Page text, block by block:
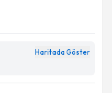
Haritada Göster